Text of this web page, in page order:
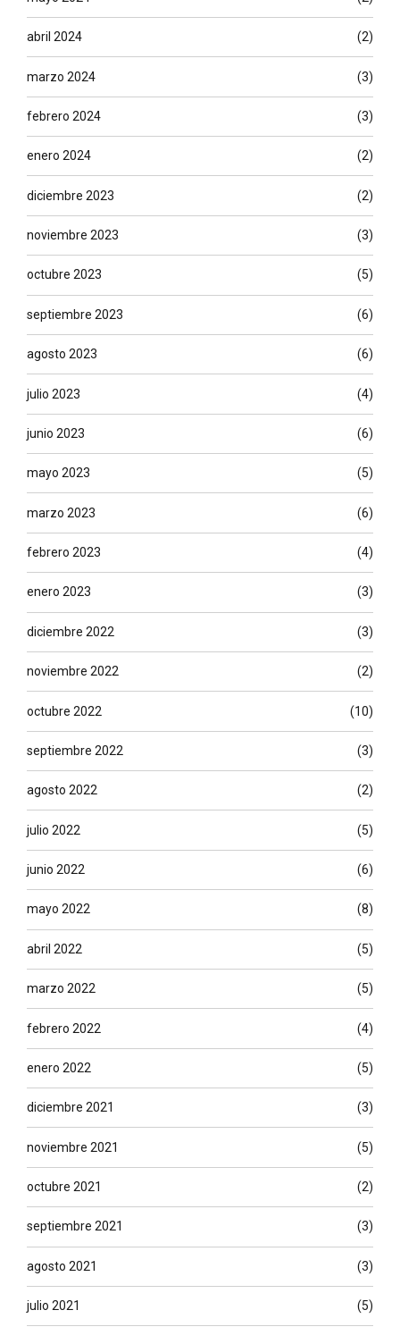
abril 2024 (2)
marzo 2024 (3)
febrero 2024 (3)
enero 2024 (2)
diciembre 2023 (2)
noviembre 2023 (3)
octubre 2023 (5)
septiembre 2023 (6)
agosto 2023 (6)
julio 2023 (4)
junio 2023 (6)
mayo 2023 (5)
marzo 2023 (6)
febrero 2023 (4)
enero 2023 (3)
diciembre 2022 (3)
noviembre 2022 (2)
octubre 2022 (10)
septiembre 2022 (3)
agosto 2022 (2)
julio 2022 (5)
junio 2022 (6)
mayo 2022 (8)
abril 2022 (5)
marzo 2022 (5)
febrero 2022 (4)
enero 2022 (5)
diciembre 2021 (3)
noviembre 2021 (5)
octubre 2021 (2)
septiembre 2021 (3)
agosto 2021 (3)
julio 2021 (5)